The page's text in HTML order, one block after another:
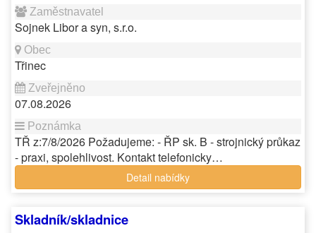
Sojnek Libor a syn, s.r.o.
Třinec
07.08.2026
TŘ z:7/8/2026 Požadujeme: - ŘP sk. B - strojnický průkaz
- praxi, spolehlivost. Kontakt telefonicky…
Detail nabídky
Skladník/skladnice